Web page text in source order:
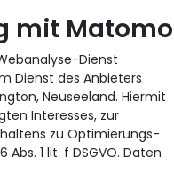
mit Matomo
Dienst
Dienst des Anbieters
Neuseeland. Hiermit
Interesses, zur
zu Optimierungs-
1 lit. f DSGVO. Daten